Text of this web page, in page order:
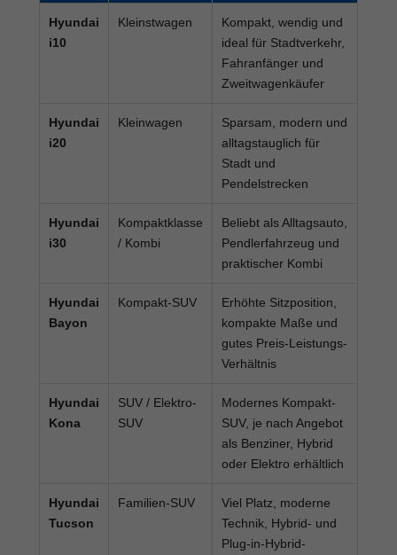
Hyundai
i10
Kleinstwagen
Kompakt, wendig und
ideal für Stadtverkehr,
Fahranfänger und
Zweitwagenkäufer
Hyundai
i20
Kleinwagen
Sparsam, modern und
alltagstauglich für
Stadt und
Pendelstrecken
Hyundai
i30
Kompaktklasse
/ Kombi
Beliebt als Alltagsauto,
Pendlerfahrzeug und
praktischer Kombi
Hyundai
Bayon
Kompakt-SUV
Erhöhte Sitzposition,
kompakte Maße und
gutes Preis-Leistungs-
Verhältnis
Hyundai
Kona
SUV / Elektro-
SUV
Modernes Kompakt-
SUV, je nach Angebot
als Benziner, Hybrid
oder Elektro erhältlich
Hyundai
Tucson
Familien-SUV
Viel Platz, moderne
Technik, Hybrid- und
Plug-in-Hybrid-